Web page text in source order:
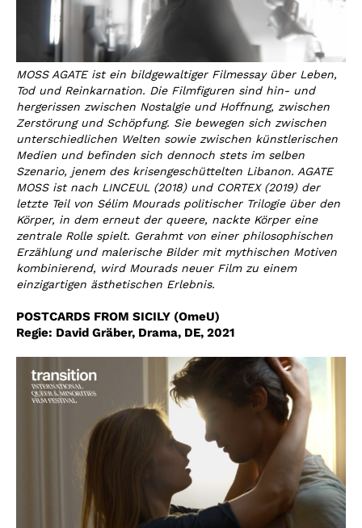
MOSS AGATE ist ein bildgewaltiger Filmessay über Leben,
Tod und Reinkarnation. Die Filmfiguren sind hin- und
hergerissen zwischen Nostalgie und Hoffnung, zwischen
Zerstörung und Schöpfung. Sie bewegen sich zwischen
unterschiedlichen Welten sowie zwischen künstlerischen
Medien und befinden sich dennoch stets im selben
Szenario, jenem des krisengeschüttelten Libanon. AGATE
MOSS ist nach LINCEUL (2018) und CORTEX (2019) der
letzte Teil von Sélim Mourads politischer Trilogie über den
Körper, in dem erneut der queere, nackte Körper eine
zentrale Rolle spielt. Gerahmt von einer philosophischen
Erzählung und malerische Bilder mit mythischen Motiven
kombinierend, wird Mourads neuer Film zu einem
einzigartigen ästhetischen Erlebnis.
POSTCARDS FROM SICILY (OmeU)
Regie: David Gräber, Drama, DE, 2021